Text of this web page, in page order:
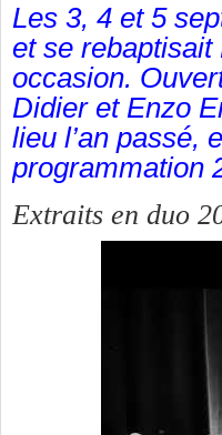
Les 3, 4 et 5
et se
occasion.
Didier et Enzo
lieu l’an passé,
programmation
Extraits en duo